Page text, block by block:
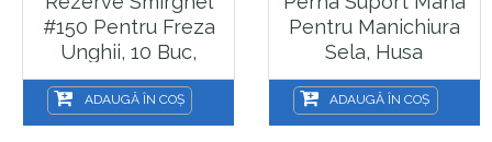
#150 Pentru Freza
Unghii, 10 Buc,
Maro, Inele
Smirghel Pentru
Pila Electrica Unghii
ADAUGĂ ÎN COȘ
Pentru Manichiura
Sela, Husa
Detasabila, Alb
ADAUGĂ ÎN COȘ